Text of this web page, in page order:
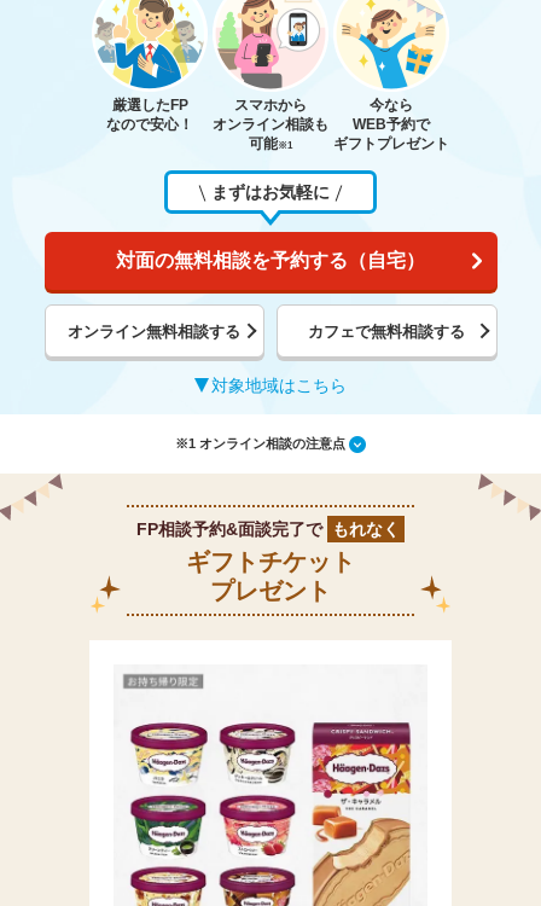
厳選したFP
なので安心！
スマホから
オンライン相談も
可能※1
今なら
WEB予約で
ギフトプレゼント
まずはお気軽に
対面の無料相談を予約する（自宅）
オンライン無料相談する カフェで無料相談する
対象地域はこちら
※1 オンライン相談の注意点
FP相談予約&面談完了で もれなく
ギフトチケット
プレゼント